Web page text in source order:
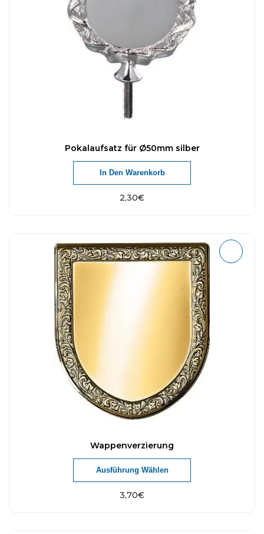
Pokalaufsatz für Ø50mm silber
2,30€
In Den Warenkorb
Wappenverzierung
3,70€
Ausführung Wählen